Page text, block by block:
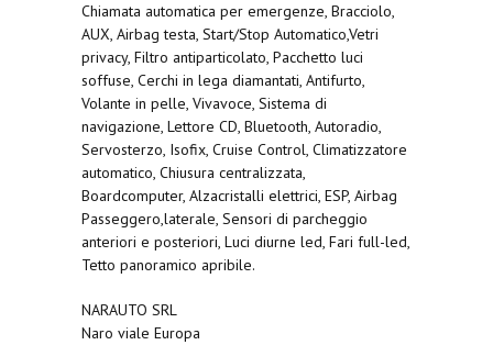
Chiamata automatica per emergenze, Bracciolo,
AUX, Airbag testa, Start/Stop Automatico,Vetri
privacy, Filtro antiparticolato, Pacchetto luci
soffuse, Cerchi in lega diamantati, Antifurto,
Volante in pelle, Vivavoce, Sistema di
navigazione, Lettore CD, Bluetooth, Autoradio,
Servosterzo, Isofix, Cruise Control, Climatizzatore
automatico, Chiusura centralizzata,
Boardcomputer, Alzacristalli elettrici, ESP, Airbag
Passeggero,laterale, Sensori di parcheggio
anteriori e posteriori, Luci diurne led, Fari full-led,
Tetto panoramico apribile.
NARAUTO SRL
Naro viale Europa